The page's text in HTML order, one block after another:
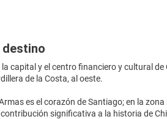
destino
capital y el centro financiero y cultural de
de la Costa, al oeste.
es el corazón de Santiago; en la
significativa a la historia de